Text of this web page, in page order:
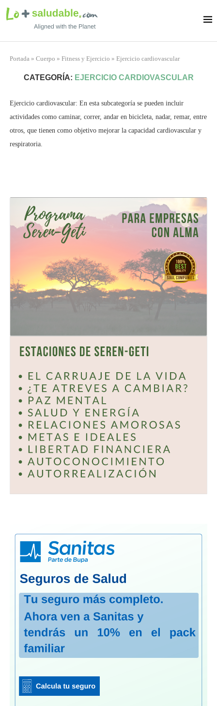
Portada » Cuerpo » Fitness y Ejercicio » Ejercicio cardiovascular
CATEGORÍA: EJERCICIO CARDIOVASCULAR
Ejercicio cardiovascular: En esta subcategoría se pueden incluir
actividades como caminar, correr, andar en bicicleta, nadar, remar, entre
otros, que tienen como objetivo mejorar la capacidad cardiovascular y
respiratoria.